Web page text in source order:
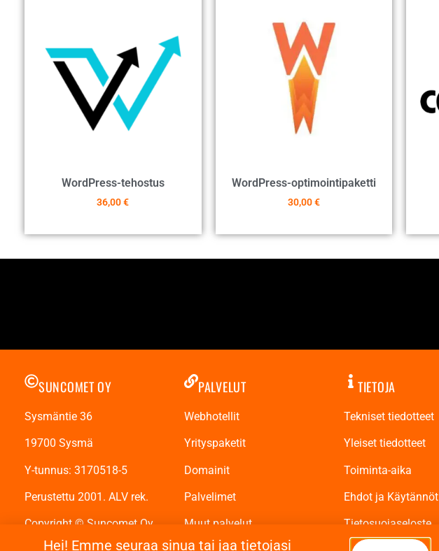
WordPress-tehostus
36,00€
WordPress-optimointipaketti
30,00€
SUNCOMET OY
Sysmäntie 36
19700 Sysmä
Y-tunnus: 3170518-5
Perustettu 2001. ALV rek.
Copyright © Suncomet Oy
PALVELUT
Webhotellit
Yrityspaketit
Domainit
Palvelimet
Muut palvelut
TIETOJA
Tekniset tiedotteet
Yleiset tiedotteet
Toiminta-aika
Ehdot ja Käytännöt
Tietosuojaseloste
Hei! Emme seuraa sinua tai jaa tietojasi